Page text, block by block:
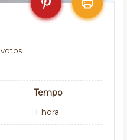
votos
Tempo
1 hora